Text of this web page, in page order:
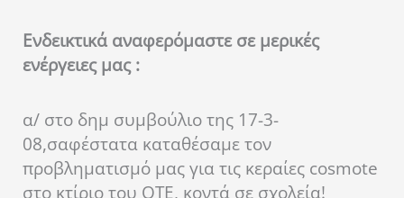
Ενδεικτικά αναφερόμαστε σε μερικές
ενέργειες μας :
α/ στο δημ συμβούλιο της 17-3-
08,σαφέστατα καταθέσαμε τον
προβληματισμό μας για τις κεραίες cosmote
στο κτίριο του ΟΤΕ, κοντά σε σχολεία!